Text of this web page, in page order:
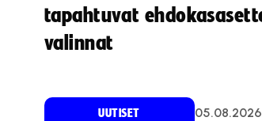
tapahtuvat
valinnat
UUTISET 05.08.2026